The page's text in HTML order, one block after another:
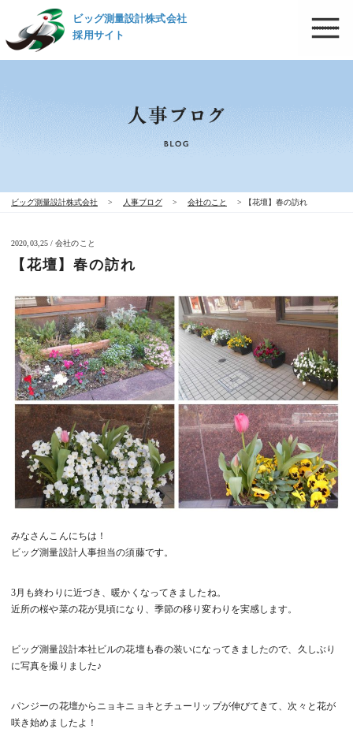
ビッグ測量設計株式会社
採用サイト
ビッグ測量設計株式会社 > 人事ブログ > 会社のこと > 【花壇】春の訪れ
2020,03,25 / 会社のこと
【花壇】春の訪れ
みなさんこんにちは！
ビッグ測量設計人事担当の須藤です。
3月も終わりに近づき、暖かくなってきましたね。
近所の桜や菜の花が見頃になり、季節の移り変わりを実感します。
ビッグ測量設計本社ビルの花壇も春の装いになってきましたので、久しぶり
に写真を撮りました♪
パンジーの花壇からニョキニョキとチューリップが伸びてきて、次々と花が
咲き始めましたよ！